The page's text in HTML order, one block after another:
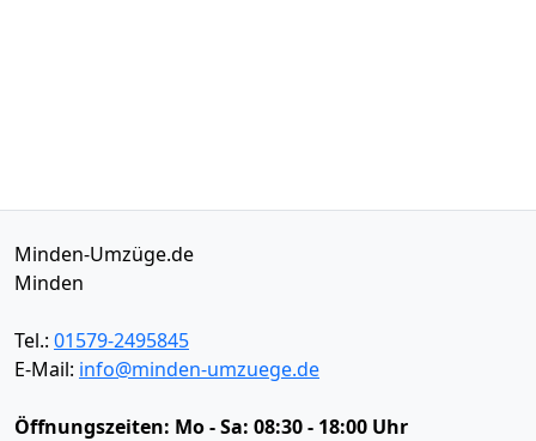
Minden-Umzüge.de
Minden
Tel.: 01579-2495845
E-Mail: info@minden-umzuege.de
Öffnungszeiten: Mo - Sa: 08:30 - 18:00 Uhr